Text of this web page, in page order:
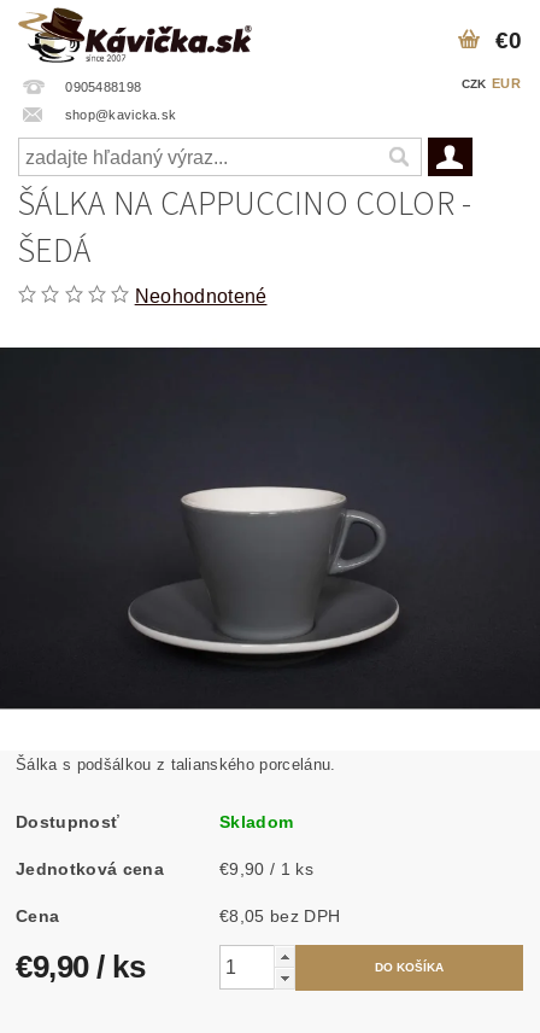
0905488198
shop@kavicka.sk
CZK EUR
€0
ŠÁLKA NA CAPPUCCINO COLOR -
ŠEDÁ
Neohodnotené
Šálka s podšálkou z talianského porcelánu.
Dostupnosť Skladom
Jednotková cena €9,90 / 1 ks
Cena €8,05 bez DPH
€9,90/ ks